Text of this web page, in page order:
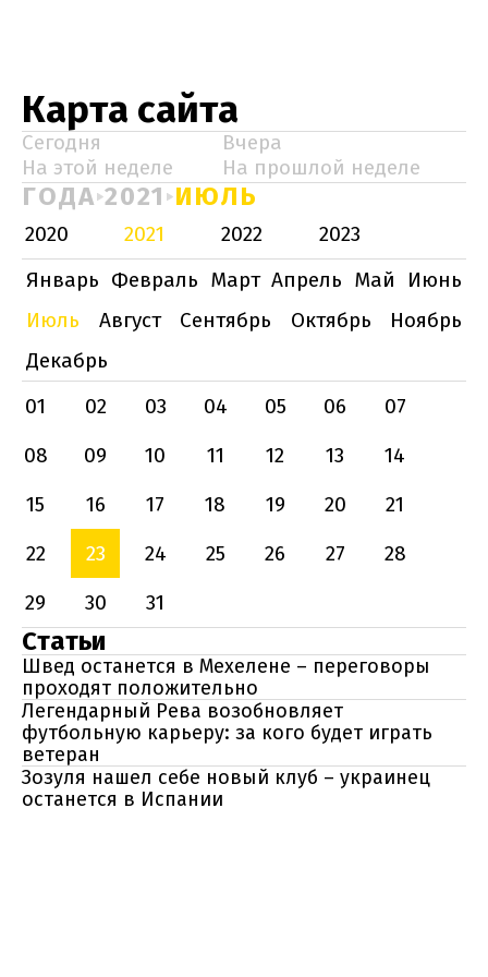
Карта сайта
Сегодня
Вчера
На этой неделе
На прошлой неделе
ГОДА 2021 ИЮЛЬ
2020 2021 2022
2023
Январь Февраль Март Апрель Май
Июнь
Июль
Август Сентябрь Октябрь
Ноябрь
Декабрь
01
02 03 04 05 06
07
08
09 10 11 12 13
14
15
16 17 18 19 20
21
22
23 24 25 26 27
28
29
30 31
Статьи
Швед останется в Мехелене – переговоры
проходят положительно
Легендарный Рева возобновляет
футбольную карьеру: за кого будет играть
ветеран
Зозуля нашел себе новый клуб – украинец
останется в Испании